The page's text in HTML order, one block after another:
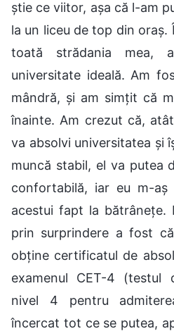
știe ce viitor, așa că l-am
la un liceu de top din oraș.
toată strădania
universitate ideală. Am
mândră, și am simțit că
înainte. Am crezut că,
va absolvi universitatea și
muncă stabil, el va putea
confortabilă, iar eu m-aș
acestui fapt la bătrânețe.
prin surprindere a fost
obține certificatul de
examenul CET-4 (testul
nivel 4 pentru
încercat tot ce se putea,